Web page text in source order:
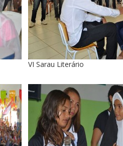
VI Sarau Literário